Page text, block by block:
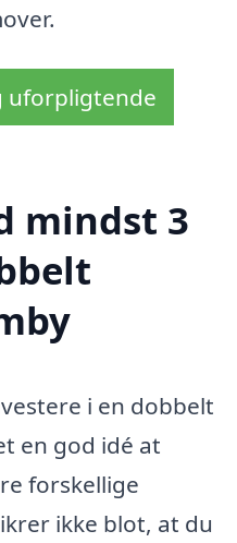
uforpligtende
mindst 3
i en dobbelt
en god idé at
forskellige
ikke blot, at du